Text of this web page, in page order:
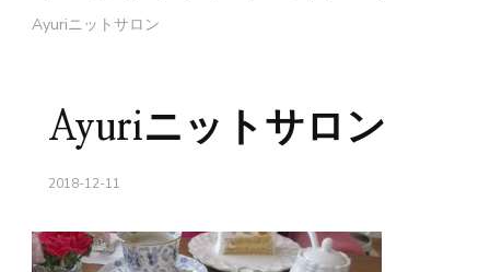
Ayuriニットサロン
Ayuriニットサロン
2018-12-11